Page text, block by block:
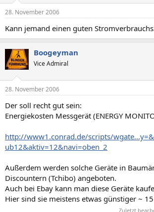
28. November 2006
Kann jemand einen guten
Boogeyman
Vice Admiral
28. November 2006
Der soll recht gut sein:
Energiekosten Messgerät (ENERGY
http://www1.conrad.de/scripts/
ub12&aktiv=12&navi=oben_2
Außerdem werden solche Geräte in
Discountern (Tchibo) angeboten.
Auch bei Ebay kann man diese Geräte
Hier sind sie meistens etwas günstiger ~
Zuletzt